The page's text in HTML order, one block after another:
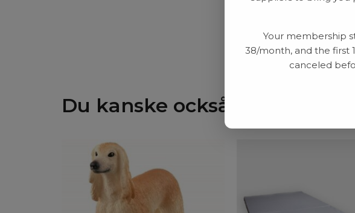
Du kanske också gillar
Your membership
38/month, and the first
canceled